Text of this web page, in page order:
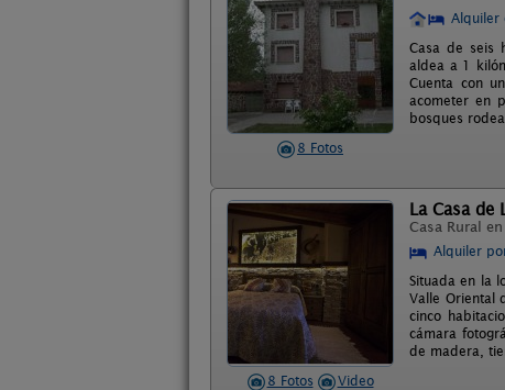
8 Fotos
Alquiler
Casa de seis
aldea a 1
Cuenta con
acometer en
bosques
8 Fotos Video
La Casa de
Casa Rural en
Alquiler
Situada en la
Valle Oriental
cinco
cámara
de madera,